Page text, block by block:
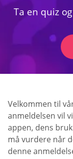
Ta en quiz
Velkommen til
anmeldelsen vil
appen, dens
må vurdere når
denne